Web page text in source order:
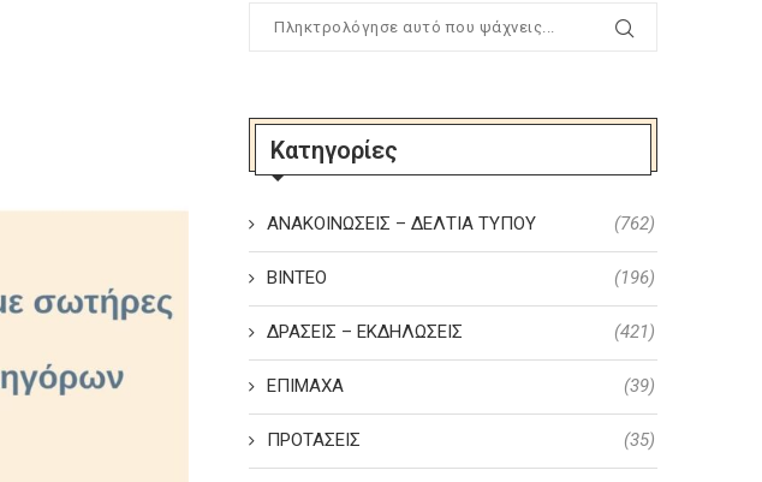
Κατηγορίες
ΑΝΑΚΟΙΝΩΣΕΙΣ – ΔΕΛΤΙΑ ΤΥΠΟΥ (762)
ΒΙΝΤΕΟ (196)
ΔΡΑΣΕΙΣ – ΕΚΔΗΛΩΣΕΙΣ (421)
ΕΠΙΜΑΧΑ (39)
ΠΡΟΤΑΣΕΙΣ (35)